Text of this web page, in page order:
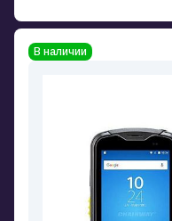
В наличии